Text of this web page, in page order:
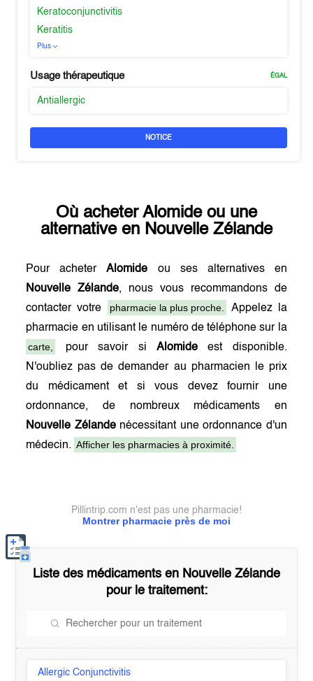
Keratoconjunctivitis
Keratitis
Plus
Usage thérapeutique ÉGAL
Antiallergic
NOTICE
Où acheter Alomideou une
alternative en Nouvelle Zélande
Pour acheterAlomide ou ses alternatives en
Nouvelle Zélande, nous vous recommandons de
contacter votre
pharmacie la plus proche.
Appelez la
pharmacie en utilisant le numéro de téléphone sur la
carte,
pour savoir si Alomideest disponible.
N'oubliez pas de demander au pharmacien le prix
du médicament et si vous devez fournir une
ordonnance, de nombreux médicaments en
Nouvelle Zélandenécessitant une ordonnance d'un
médecin. Afficher les pharmacies à proximité.
Montrer pharmacie près de moi
Pillintrip.com n'est pas une pharmacie!
Liste des médicaments en Nouvelle Zélande
pour le traitement:
Allergic Conjunctivitis